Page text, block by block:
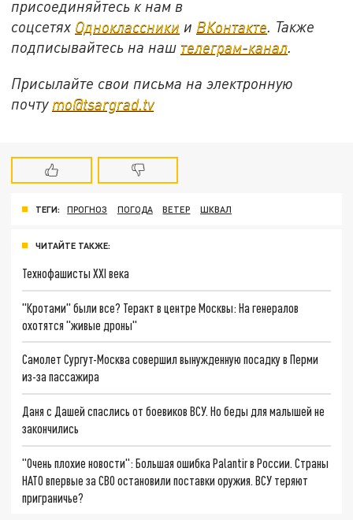
присоединяйтесь к нам в
соцсетях Одноклассники и ВКонтакте. Также
подписывайтесь на наш телеграм-канал.
Присылайте свои письма на электронную
почту mo@tsargrad.tv
ТЕГИ: ПРОГНОЗ ПОГОДА ВЕТЕР ШКВАЛ
ЧИТАЙТЕ ТАКЖЕ:
Технофашисты XXI века
"Кротами" были все? Теракт в центре Москвы: На генералов
охотятся "живые дроны"
Самолет Сургут-Москва совершил вынужденную посадку в Перми
из-за пассажира
Даня с Дашей спаслись от боевиков ВСУ. Но беды для малышей не
закончились
"Очень плохие новости": Большая ошибка Palantir в России. Страны
НАТО впервые за СВО остановили поставки оружия. ВСУ теряют
приграничье?